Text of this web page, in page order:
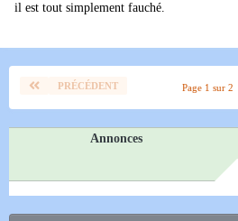
il est tout simplement fauché.
PRÉCÉDENT Page 1 sur 2
Annonces